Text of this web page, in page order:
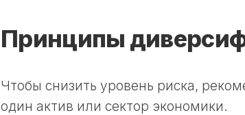
Принципы
Чтобы снизить уровень риска,
один актив или сектор экономики.